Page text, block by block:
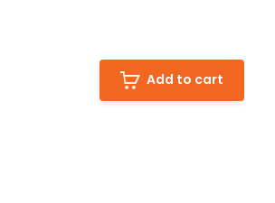
Add to cart